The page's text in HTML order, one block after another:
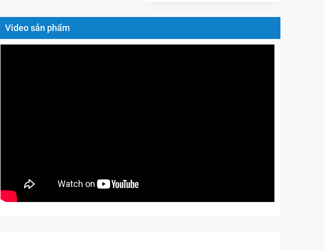
Video sản phẩm